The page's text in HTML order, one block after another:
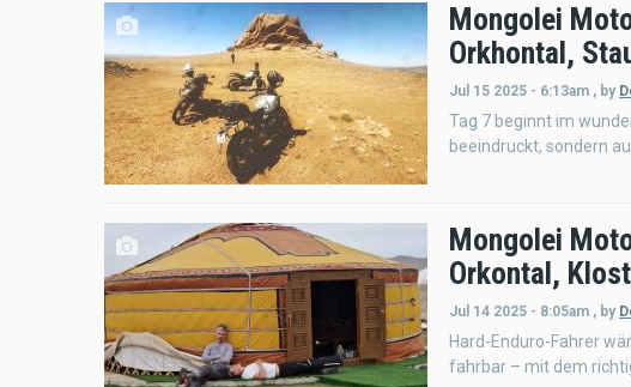
Mongolei
Orkhontal,
Jul 15 2025 - 6:13am , by
Tag 7 beginnt im
beeindruckt, sondern
Mongolei
Orkontal,
Jul 14 2025 - 8:05am , by
Hard-Enduro-Fahrer
fahrbar – mit dem